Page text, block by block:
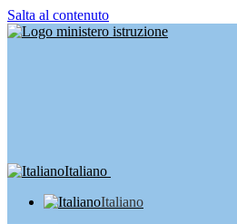
Salta al contenuto
Italiano
Italiano